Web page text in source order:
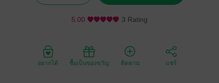
5.00 3 Rating
อยากได้ ซื้อเป็นของขวัญ ติดตาม แชร์